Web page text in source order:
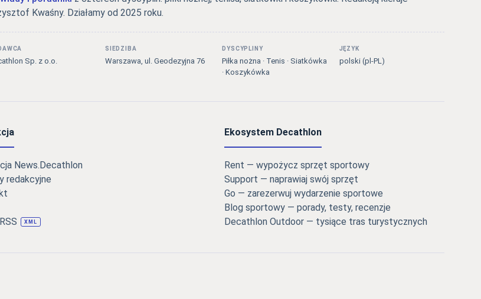
Kwaśny. Działamy od 2025 roku.
Sp. z o.o.
SIEDZIBA
Warszawa, ul. Geodezyjna 76
DYSCYPLINY
Piłka nożna · Tenis · Siatkówka
· Koszykówka
JĘZYK
polski (pl-PL)
News.Decathlon
redakcyjne
XML
Ekosystem Decathlon
Rent — wypożycz sprzęt sportowy
Support — naprawiaj swój sprzęt
Go — zarezerwuj wydarzenie sportowe
Blog sportowy — porady, testy, recenzje
Decathlon Outdoor — tysiące tras turystycznych